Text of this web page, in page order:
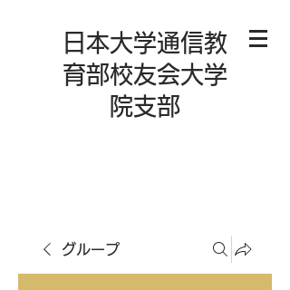
日本大学通信教
育部校友会大学
院支部
グループ